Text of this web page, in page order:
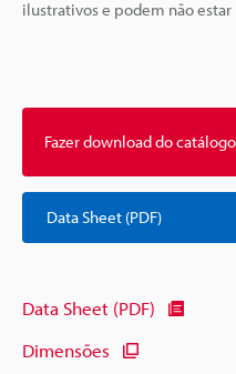
ilustrativos e podem não
Fazer download do catálogo
Data Sheet (PDF)
Data Sheet (PDF)
Dimensões